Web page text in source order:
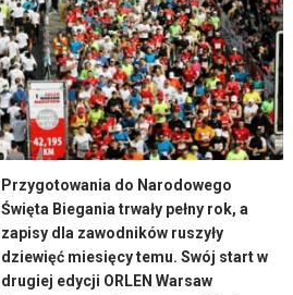
Przygotowania do Narodowego
Święta Biegania trwały pełny rok, a
zapisy dla zawodników ruszyły
dziewięć miesięcy temu. Swój start w
drugiej edycji ORLEN Warsaw